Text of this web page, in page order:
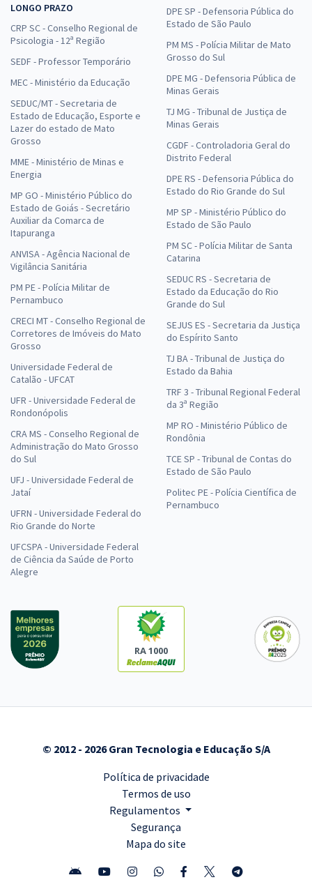
LONGO PRAZO
CRP SC - Conselho Regional de
Psicologia - 12ª Região
SEDF - Professor Temporário
MEC - Ministério da Educação
SEDUC/MT - Secretaria de
Estado de Educação, Esporte e
Lazer do estado de Mato
Grosso
MME - Ministério de Minas e
Energia
MP GO - Ministério Público do
Estado de Goiás - Secretário
Auxiliar da Comarca de
Itapuranga
ANVISA - Agência Nacional de
Vigilância Sanitária
PM PE - Polícia Militar de
Pernambuco
CRECI MT - Conselho Regional de
Corretores de Imóveis do Mato
Grosso
Universidade Federal de
Catalão - UFCAT
UFR - Universidade Federal de
Rondonópolis
CRA MS - Conselho Regional de
Administração do Mato Grosso
do Sul
UFJ - Universidade Federal de
Jataí
UFRN - Universidade Federal do
Rio Grande do Norte
UFCSPA - Universidade Federal
de Ciência da Saúde de Porto
Alegre
DPE SP - Defensoria Pública do
Estado de São Paulo
PM MS - Polícia Militar de Mato
Grosso do Sul
DPE MG - Defensoria Pública de
Minas Gerais
TJ MG - Tribunal de Justiça de
Minas Gerais
CGDF - Controladoria Geral do
Distrito Federal
DPE RS - Defensoria Pública do
Estado do Rio Grande do Sul
MP SP - Ministério Público do
Estado de São Paulo
PM SC - Polícia Militar de Santa
Catarina
SEDUC RS - Secretaria de
Estado da Educação do Rio
Grande do Sul
SEJUS ES - Secretaria da Justiça
do Espírito Santo
TJ BA - Tribunal de Justiça do
Estado da Bahia
TRF 3 - Tribunal Regional Federal
da 3ª Região
MP RO - Ministério Público de
Rondônia
TCE SP - Tribunal de Contas do
Estado de São Paulo
Politec PE - Polícia Científica de
Pernambuco
RA 1000
© 2012 - 2026 Gran Tecnologia e Educação S/A
Política de privacidade
Termos de uso
Regulamentos
Segurança
Mapa do site